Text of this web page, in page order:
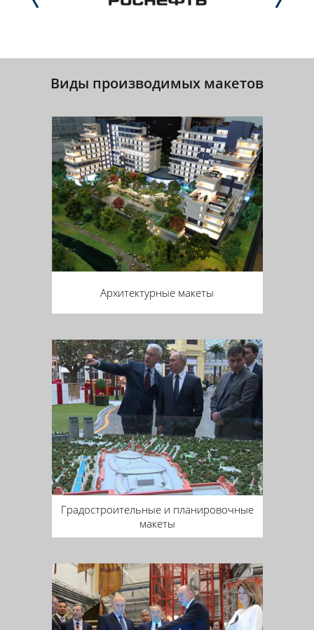
Виды производимых макетов
Архитектурные макеты
Градостроительные и планировочные
макеты